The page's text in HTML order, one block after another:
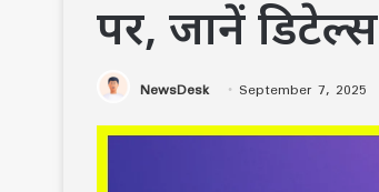
पर, जानें डिटेल्स
NewsDesk September 7, 2025